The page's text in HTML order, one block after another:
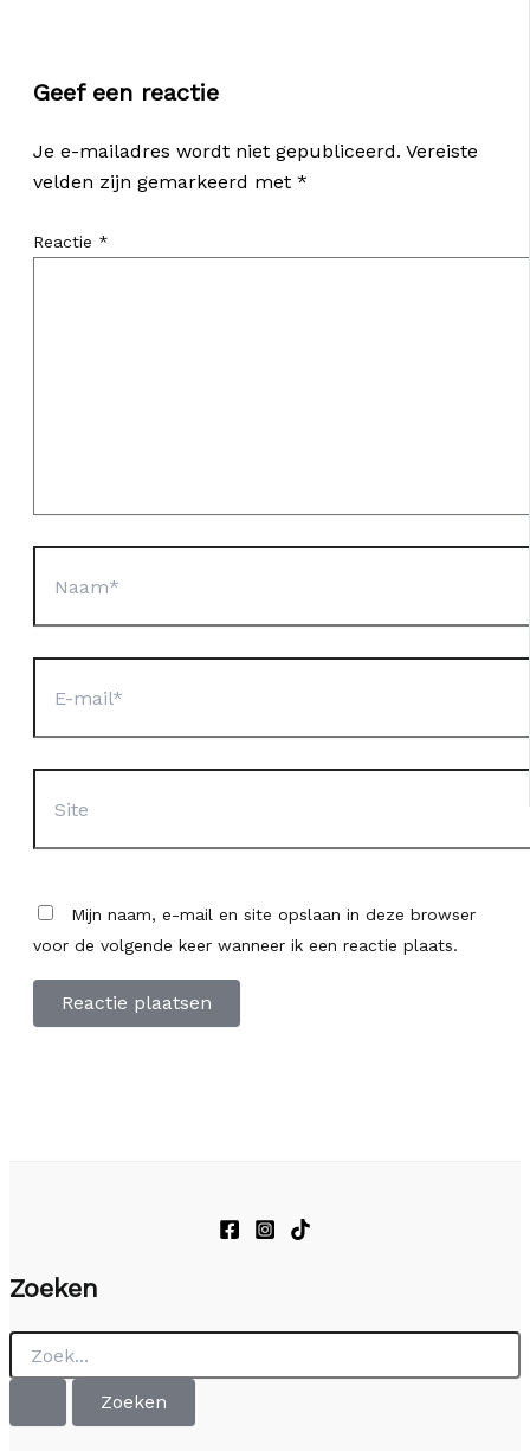
Geef een reactie
Je e-mailadres wordt niet gepubliceerd. Vereiste
velden zijn gemarkeerd met *
Reactie *
mail*
Mijn naam, e-mail en site opslaan in deze browser
voor de volgende keer wanneer ik een reactie plaats.
Zoeken
Zoek
naar: